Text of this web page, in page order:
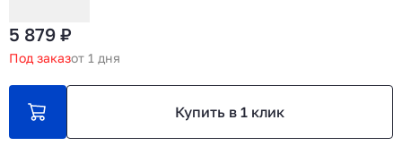
5 879 ₽
Под заказот 1 дня
Купить в 1 клик